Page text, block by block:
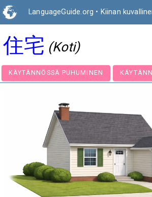
LanguageGuide.org • Kiinan
住宅 (Koti)
KÄYTÄNNÖSSÄ PUHUMINEN